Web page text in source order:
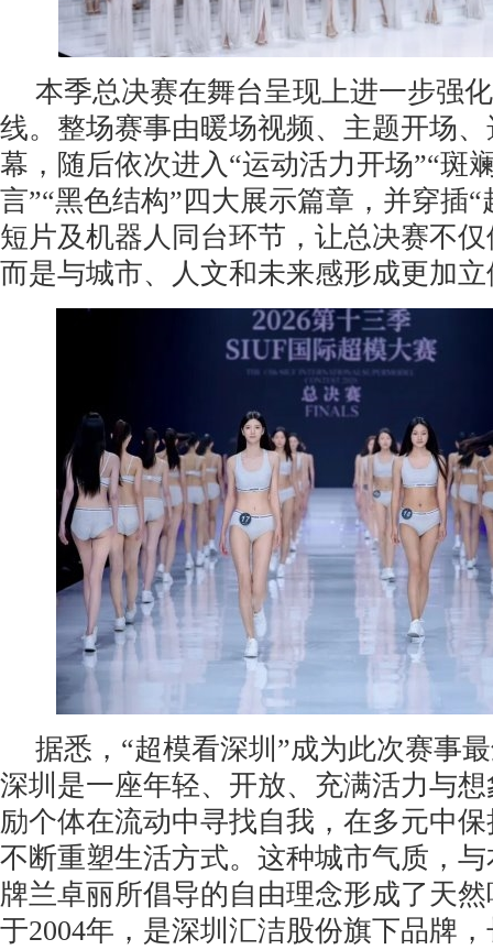
本季总决赛在舞台呈现上进一步强
线。整场赛事由暖场视频、主题开场
幕，随后依次进入“运动活力开场”“斑
言”“黑色结构”四大展示篇章，并穿插
短片及机器人同台环节，让总决赛不
而是与城市、人文和未来感形成更加
据悉，“超模看深圳”成为此次赛事
深圳是一座年轻、开放、充满活力与
励个体在流动中寻找自我，在多元中
不断重塑生活方式。这种城市气质，
牌兰卓丽所倡导的自由理念形成了天
于2004年，是深圳汇洁股份旗下品牌